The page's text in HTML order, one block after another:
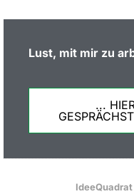
Lust, mit mir zu
...